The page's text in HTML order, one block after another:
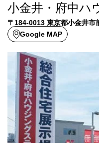
小金井・府中ハ
〒184-0013 東京都小金井市
Google MAP